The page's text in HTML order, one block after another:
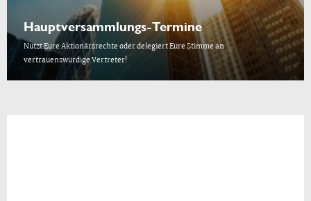
Hauptversammlungs-Termine
Nutzt Eure Aktionärsrechte oder delegiert Eure Stimme an
vertrauenswürdige Vertreter!